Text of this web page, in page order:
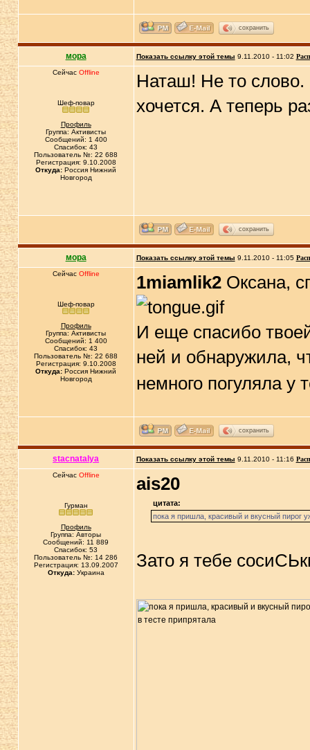
сохранить
мора Показать ссылку этой темы 9.11.2010 - 11:02
Сейчас Offline
Шеф-повар
Профиль
Группа: Активисты
Сообщений: 1 400
Спасибок: 43
Пользователь №: 22 688
Регистрация: 9.10.2008
Откуда: Россия Нижний
Новгород
Наташ! Не то слово.
хочется. А теперь
сохранить
мора Показать ссылку этой темы 9.11.2010 - 11:05
Сейчас Offline
Шеф-повар
Профиль
Группа: Активисты
Сообщений: 1 400
Спасибок: 43
Пользователь №: 22 688
Регистрация: 9.10.2008
Откуда: Россия Нижний
Новгород
1miamlik2Оксана,
И еще спасибо
ней и обнаружила,
немного погуляла у
сохранить
stacnatalya Показать ссылку этой темы 9.11.2010 - 11:16
Сейчас Offline
Гурман
Профиль
Группа: Авторы
Сообщений: 11 889
Спасибок: 53
Пользователь №: 14 286
Регистрация: 13.09.2007
Откуда:Украина
ais20
цитата:
пока я пришла, красивый и вкусный пирог
Зато я тебе